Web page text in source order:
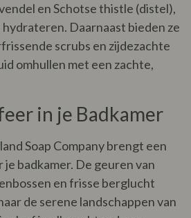
en Schotse thistle (distel),
hydrateren. Daarnaast bieden ze
scrubs en zijdezachte
omhullen met een zachte,
in je Badkamer
Soap Company brengt een
je badkamer. De geuren van
en frisse berglucht
de serene landschappen van